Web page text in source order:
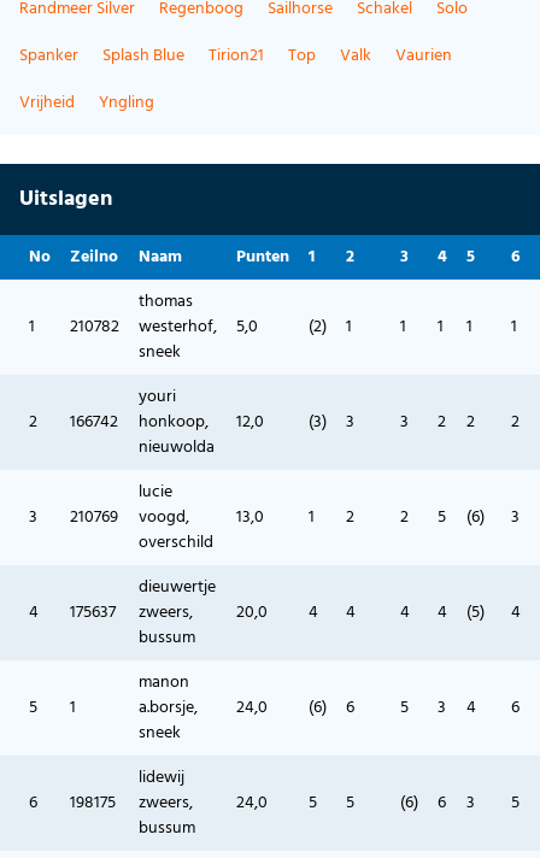
Randmeer Silver
Regenboog Sailhorse Schakel
Solo
Spanker
Splash Blue Tirion21 Top Valk
Vaurien
Vrijheid
Yngling
Uitslagen
No Zeilno Naam Punten 1 2 3 4 5 6
1 210782
thomas
westerhof,
sneek
5,0 (2) 1 1 1 1 1
2 166742
youri
honkoop,
nieuwolda
12,0 (3) 3 3 2 2 2
3 210769
lucie
voogd,
overschild
13,0 1 2 2 5 (6) 3
4 175637
dieuwertje
zweers,
bussum
20,0 4 4 4 4 (5) 4
5 1
manon
a.borsje,
sneek
24,0 (6) 6 5 3 4 6
6 198175
lidewij
zweers,
bussum
24,0 5 5 (6) 6 3 5